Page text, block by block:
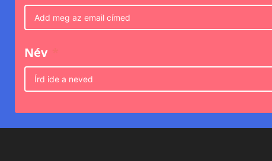
Név